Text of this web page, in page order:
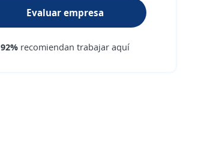
Evaluar empresa
92%recomiendan trabajar aquí